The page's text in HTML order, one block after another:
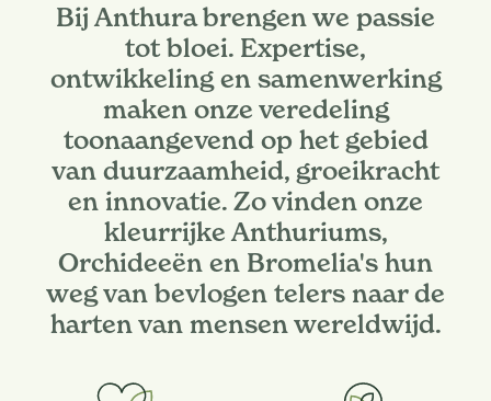
Bij Anthura brengen we passie
tot bloei. Expertise,
ontwikkeling en samenwerking
maken onze veredeling
toonaangevend op het gebied
van duurzaamheid, groeikracht
en innovatie. Zo vinden onze
kleurrijke Anthuriums,
Orchideeën en Bromelia's hun
weg van bevlogen telers naar de
harten van mensen wereldwijd.